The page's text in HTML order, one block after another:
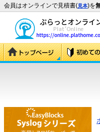
会員はオンラインで見積書(見本)を